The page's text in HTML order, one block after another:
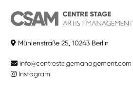
Mühlenstraße 25, 10243 Berlin
info@centrestagemanagement.com
Instagram